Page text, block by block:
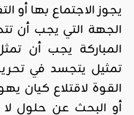
يجوز الاجتماع بها
الجهة التي يجب أن
المباركة يجب أن
تمثيل يتجسد في
القوة لاقتلاع كيان
أو البحث عن حلول لا